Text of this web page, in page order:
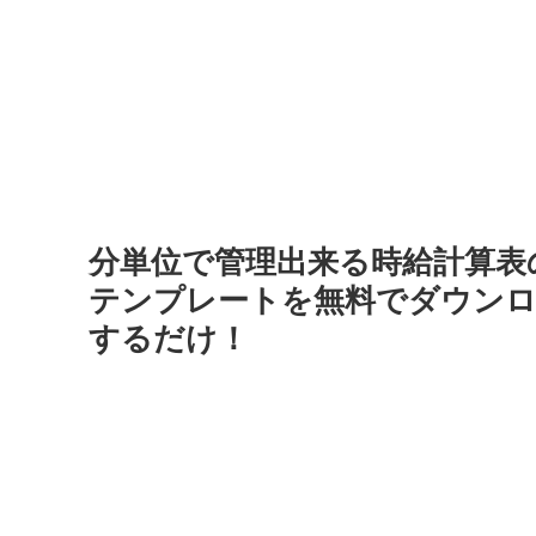
分単位で管理出来る時給計算
テンプレートを無料でダウン
するだけ！